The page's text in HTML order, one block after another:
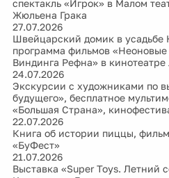
спектакль «Игрок» в Малом
Жюльена Грака
27.07.2026
Швейцарский домик в усадьбе
программа фильмов
Виндинга Рефна» в
24.07.2026
Экскурсии с художниками по
будущего», бесплатное
«Большая Страна»,
22.07.2026
Книга об истории пиццы,
«БуФест»
21.07.2026
Выставка «Super Toys. Летний